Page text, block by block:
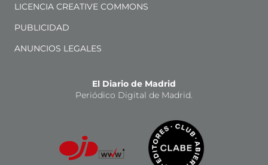
LICENCIA CREATIVE COMMONS
PUBLICIDAD
ANUNCIOS LEGALES
El Diario de Madrid
Periódico Digital de Madrid.